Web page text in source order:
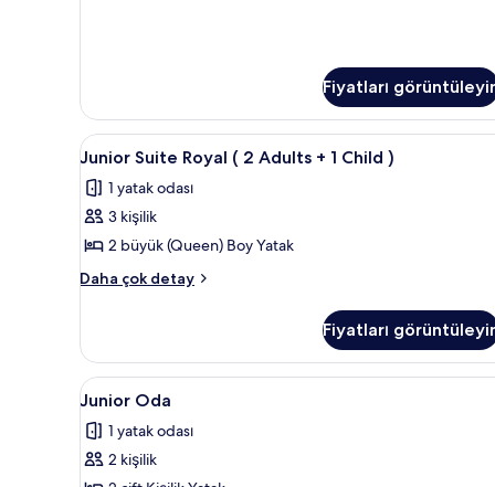
fotoğrafları
görün
1
Child)
hakkında
daha
fazla
detay
Fiyatları
Junior
Suite
Royal
(
2
Adults
Child
için
tüm
fotoğrafları
görün
Minibar, odada kasa, masa,
2
Junior Suite Royal ( 2 Adults + 1 Child )
1 yatak odası
3 kişilik
2 büyük (Queen) Boy Yatak
Daha çok detay
Junior
2
Adults
+
Child
Fiyatları
Junior
Oda
için
tüm
Minibar, odada kasa, masa,
1
Junior Oda
1 yatak odası
2 kişilik